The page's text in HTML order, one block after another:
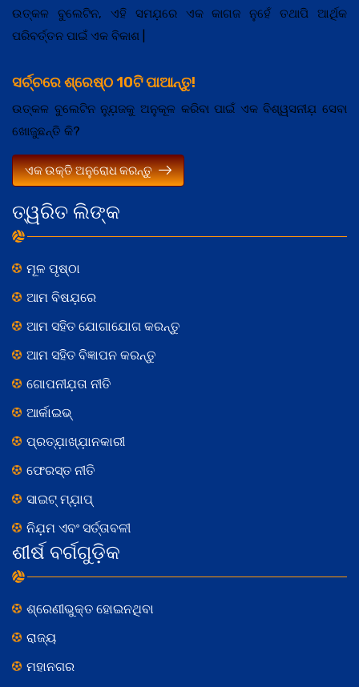
ତ୍ୱରିତ ଲିଙ୍କ
ମୂଳ ପୃଷ୍ଠା
ଆମ ବିଷଯ଼ରେ
ଆମ ସହିତ ଯୋଗାଯୋଗ କରନ୍ତୁ
ଆମ ସହିତ ବିଜ୍ଞାପନ କରନ୍ତୁ
ଗୋପନୀଯ଼ତା ନୀତି
ଆର୍କାଇଭ୍
ପ୍ରତ୍ଯ଼ାଖ୍ଯ଼ାନକାରୀ
ଫେରସ୍ତ ନୀତି
ସାଇଟ୍ ମ୍ଯ଼ାପ୍
ନିଯ଼ମ ଏବଂ ସର୍ତ୍ତାବଳୀ
ଶୀର୍ଷ ବର୍ଗଗୁଡ଼ିକ
ଶ୍ରେଣୀଭୁକ୍ତ ହୋଇନଥିବା
ରାଜ୍ୟ
ମହାନଗର
ଉତ୍କଳ ବୁଲେଟିନ, ଏହି ସମଯ଼ରେ ଏକ କାଗଜ ନୁହେଁ ତଥାପି ଆର୍ଥିକ
ପରିବର୍ତ୍ତନ ପାଇଁ ଏକ ବିକାଶ |
ସର୍ଚ୍ଚରେ ଶ୍ରେଷ୍ଠ 10ଟି ପାଆନ୍ତୁ!
ଉତ୍କଳ ବୁଲେଟିନ ନ୍ଯ଼ୁଜକୁ ଅନୁକୂଳ କରିବା ପାଇଁ ଏକ ବିଶ୍ୱସନୀଯ଼ ସେବା
ଖୋଜୁଛନ୍ତି କି?
ଏକ ଉକ୍ତି ଅନୁରୋଧ କରନ୍ତୁ